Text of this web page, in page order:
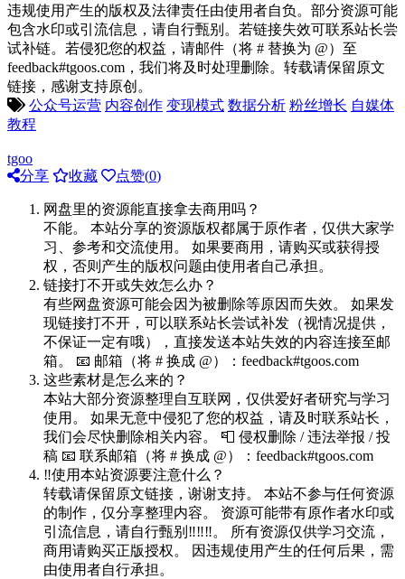
违规使用产生的版权及法律责任由使用者自负。部分资源可能
包含水印或引流信息，请自行甄别。若链接失效可联系站长尝
试补链。若侵犯您的权益，请邮件（将 # 替换为 @）至
feedback#tgoos.com，我们将及时处理删除。转载请保留原文
链接，感谢支持原创。
公众号运营 内容创作 变现模式 数据分析 粉丝增长 自媒体
教程
tgoo
分享
收藏 点赞(0)
网盘里的资源能直接拿去商用吗？
不能。 本站分享的资源版权都属于原作者，仅供大家学
习、参考和交流使用。 如果要商用，请购买或获得授
权，否则产生的版权问题由使用者自己承担。
链接打不开或失效怎么办？
有些网盘资源可能会因为被删除等原因而失效。 如果发
现链接打不开，可以联系站长尝试补发（视情况提供，
不保证一定有哦），直接发送本站失效的内容连接至邮
箱。 📧 邮箱（将 # 换成 @）：feedback#tgoos.com
这些素材是怎么来的？
本站大部分资源整理自互联网，仅供爱好者研究与学习
使用。 如果无意中侵犯了您的权益，请及时联系站长，
我们会尽快删除相关内容。 📮 侵权删除 / 违法举报 / 投
稿 📧 联系邮箱（将 # 换成 @）：feedback#tgoos.com
‼️使用本站资源要注意什么？
转载请保留原文链接，谢谢支持。 本站不参与任何资源
的制作，仅分享整理内容。 资源可能带有原作者水印或
引流信息，请自行甄别‼️‼️‼️。 所有资源仅供学习交流，
商用请购买正版授权。 因违规使用产生的任何后果，需
由使用者自行承担。